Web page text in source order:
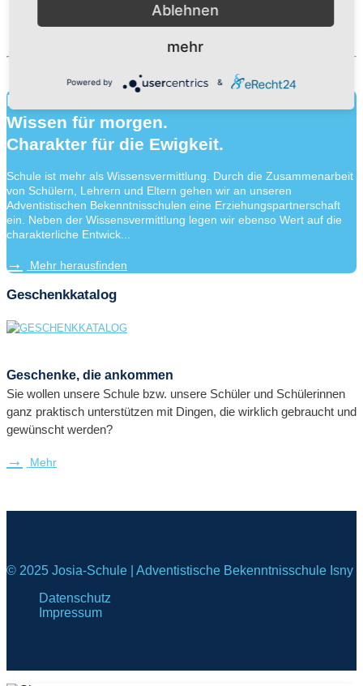
Bildung für heute.
Wissen für morgen.
Charakter für die Ewigkeit.
Schule ist mehr als Wissensvermittlung. Durch die Zusammenarbeit
von Schülern, Lehrern und Eltern gehen wir an unseren
Adventistischen Bekenntnisschulen eine Erziehungspartnerschaft
ein. Neben der Wissensvermittlung legen wir ebenso Wert auf die
charakterliche Entwick...
Mehr herausfinden
Geschenkkatalog
Geschenke, die ankommen
Sie wollen unsere Schule bzw. unsere Schüler und Schülerinnen
ganz praktisch unterstützen mit Dingen, die wirklich gebraucht und
gewünscht werden?
Mehr
© 2025 Josia-Schule | Adventistische Bekenntnisschule Isny
Datenschutz
Impressum
Ablehnen
mehr
Powered by &